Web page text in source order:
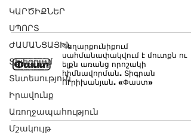
ԿԱՐԾԻՔՆԵՐ
ՍՊՈՐՏ
ԺԱՄԱՆՑԱՅԻՆ
Տելեգրամ
Տնտեսություն
Իրավունք
Առողջապահություն
Մշակույթ
Գեղարքունիքում
սահմանափակվում է մուտքն ու
ելքն առանց որոշակի
հիմնավորման. Տիգրան
ՈՒրիխանյան. «Փաստ»